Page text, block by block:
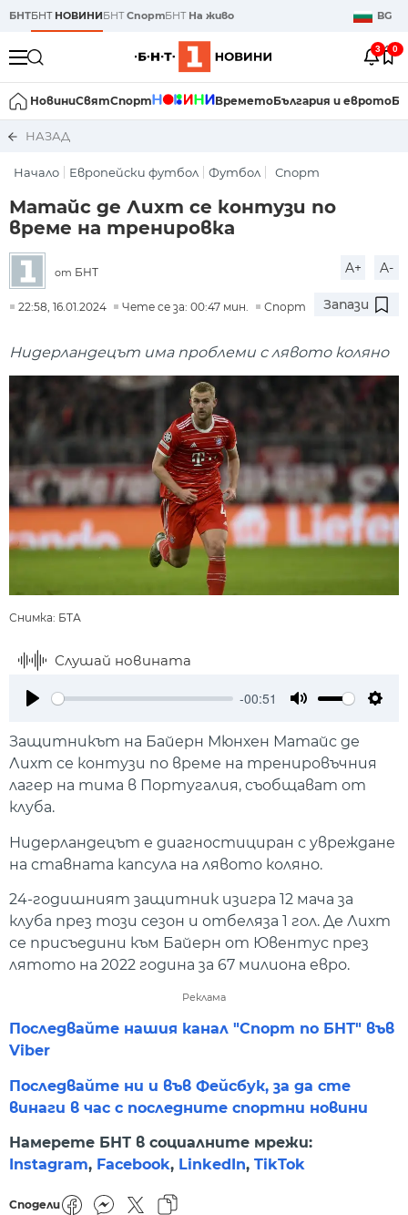
БНТБНТ НОВИНИБНТСпортБНТ На живо BG
3 0
НовиниСвятСпорт ВреметоБългария и еврото
НАЗАД
Начало Европейски футбол Футбол Спорт
Матайс де Лихт се контузи по
време на тренировка
от БНТ A+ A-
22:58, 16.01.2024 Чете се за: 00:47 мин. Спорт Запази
Нидерландецът има проблеми с лявото коляно
Снимка: БТА
Слушай новината
-00:51
Защитникът на Байерн Мюнхен Матайс де
Лихт се контузи по време на тренировъчния
лагер на тима в Португалия, съобщават от
клуба.
Нидерландецът е диагностициран с увреждане
на ставната капсула на лявото коляно.
24-годишният защитник изигра 12 мача за
клуба през този сезон и отбеляза 1 гол. Де Лихт
се присъедини към Байерн от Ювентус през
лятото на 2022 година за 67 милиона евро.
Реклама
Последвайте нашия канал "Спорт по БНТ" във
Viber
Последвайте ни и във Фейсбук, за да сте
винаги в час с последните спортни новини
Намерете БНТ в социалните мрежи:
Instagram, Facebook, LinkedIn, TikTok
Сподели